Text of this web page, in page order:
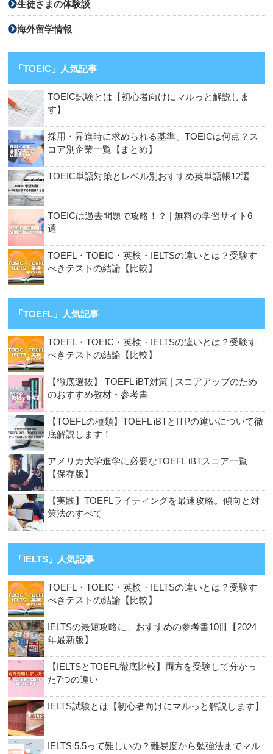
生徒さまの体験談
海外留学情報
「TOEIC」人気記事
TOEIC試験とは【初心者向けにマルっと解説しま
す】
採用・昇進時に求められる基準、TOEICは何点？ス
コア別企業一覧【まとめ】
TOEIC単語対策とレベル別おすすめ英単語帳12選
TOEICは過去問題で攻略！？ | 無料の学習サイト6
選
TOEFL・TOEIC・英検・IELTSの違いとは？受験す
べきテストの結論【比較】
「TOEFL」人気記事
TOEFL・TOEIC・英検・IELTSの違いとは？受験す
べきテストの結論【比較】
【徹底選抜】 TOEFL iBT対策 | スコアアップのため
のおすすめ教材・参考書
【TOEFLの種類】TOEFL iBTとITPの違いについて徹
底解説します！
アメリカ大学進学に必要なTOEFL iBTスコア一覧
【保存版】
【実践】TOEFLライティングを最速攻略。傾向と対
策法のすべて
「IELTS」人気記事
TOEFL・TOEIC・英検・IELTSの違いとは？受験す
べきテストの結論【比較】
IELTSの最短攻略に、おすすめの参考書10冊【2024
年最新版】
【IELTSとTOEFL徹底比較】両方を受験して分かっ
た7つの違い
IELTS試験とは【初心者向けにマルっと解説します】
IELTS 5.5って難しいの？難易度から勉強法までマル